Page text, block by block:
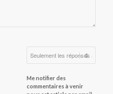
Me notifier des
commentaires à venir